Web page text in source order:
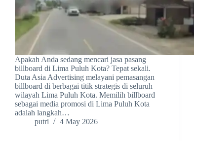
Apakah Anda sedang mencari jasa pasang
billboard di Lima Puluh Kota? Tepat sekali.
Duta Asia Advertising melayani pemasangan
billboard di berbagai titik strategis di seluruh
wilayah Lima Puluh Kota. Memilih billboard
sebagai media promosi di Lima Puluh Kota
adalah langkah…
putri
4 May 2026